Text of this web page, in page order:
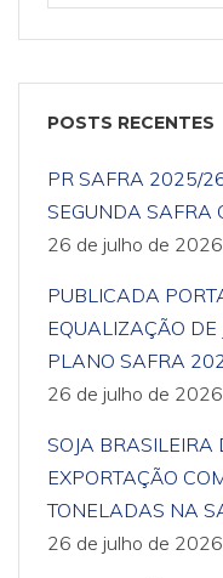
POSTS RECENTES
PR SAFRA 2025/
SEGUNDA SAFRA
26 de julho de 2026
PUBLICADA
EQUALIZAÇÃO DE
PLANO SAFRA
26 de julho de 2026
SOJA BRASILEIRA
EXPORTAÇÃO
TONELADAS NA
26 de julho de 2026